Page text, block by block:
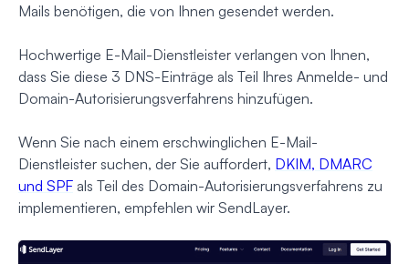
Mails benötigen, die von Ihnen gesendet werden.
Hochwertige E-Mail-Dienstleister verlangen von Ihnen,
dass Sie diese 3 DNS-Einträge als Teil Ihres Anmelde- und
Domain-Autorisierungsverfahrens hinzufügen.
Wenn Sie nach einem erschwinglichen E-Mail-
Dienstleister suchen, der Sie auffordert, DKIM, DMARC
und SPF als Teil des Domain-Autorisierungsverfahrens zu
implementieren, empfehlen wir SendLayer.